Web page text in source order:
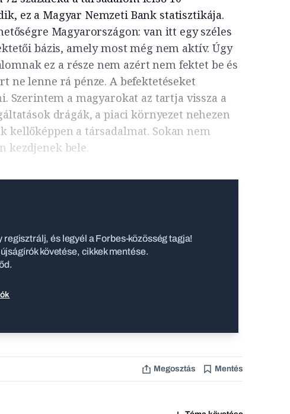
ez a Magyar Nemzeti Bank statisztikája.
Magyarországon: van itt egy széles
bázis, amely most még nem aktív. Úgy
ez a része nem azért nem fektet be és
ne lenne rá pénze. A befektetéseket
Szerintem a magyarokat az tartja vissza a
drágák, a piaci környezet nehezen
kellőképpen a társadalmat. Sokan nem
kezdjenek bele.
és legyél a Forbes-közösség tagja!
követése, cikkek mentése.
Megosztás Mentés